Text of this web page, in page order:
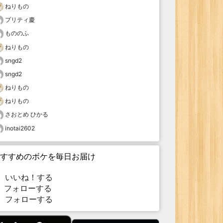
ねりもの
プリティ慶
もののふ
ねりもの
sngd2
sngd2
ねりもの
ねりもの
さおとめ ひかる
inotai2602
すめのボケを毎日お届け
いいね！する
ォローする
フォローする